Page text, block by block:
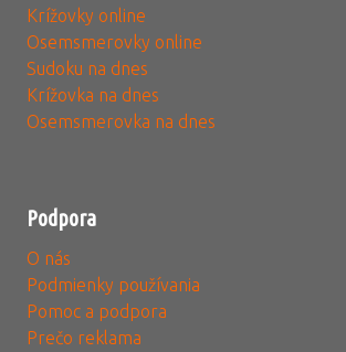
Krížovky online
Osemsmerovky online
Sudoku na dnes
Krížovka na dnes
Osemsmerovka na dnes
Podpora
O nás
Podmienky používania
Pomoc a podpora
Prečo reklama